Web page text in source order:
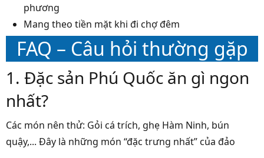
phương
Mang theo tiền mặt khi đi chợ đêm
FAQ – Câu hỏi thường gặp
1. Đặc sản Phú Quốc ăn gì ngon
nhất?
Các món nên thử: Gỏi cá trích, ghẹ Hàm Ninh, bún
quậy,... Đây là những món “đặc trưng nhất” của đảo